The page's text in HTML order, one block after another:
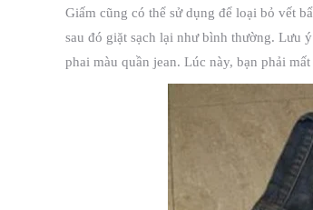
Giấm cũng có thể sử dụng để loại bỏ vết
sau đó giặt sạch lại như bình thường. Lưu
phai màu quần jean. Lúc này, bạn phải